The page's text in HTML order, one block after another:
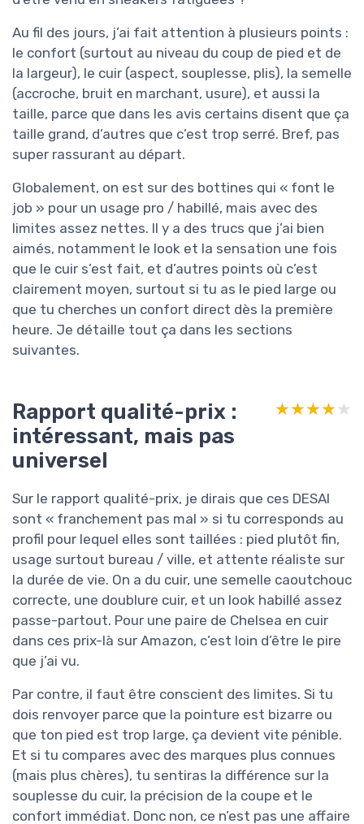
Au fil des jours, j’ai fait attention à plusieurs points :
le confort (surtout au niveau du coup de pied et de
la largeur), le cuir (aspect, souplesse, plis), la semelle
(accroche, bruit en marchant, usure), et aussi la
taille, parce que dans les avis certains disent que ça
taille grand, d’autres que c’est trop serré. Bref, pas
super rassurant au départ.
Globalement, on est sur des bottines qui « font le
job » pour un usage pro / habillé, mais avec des
limites assez nettes. Il y a des trucs que j’ai bien
aimés, notamment le look et la sensation une fois
que le cuir s’est fait, et d’autres points où c’est
clairement moyen, surtout si tu as le pied large ou
que tu cherches un confort direct dès la première
heure. Je détaille tout ça dans les sections
suivantes.
Rapport qualité-prix :
intéressant, mais pas
universel
★★★★★
★★★★★
Sur le rapport qualité-prix, je dirais que ces DESAI
sont « franchement pas mal » si tu corresponds au
profil pour lequel elles sont taillées : pied plutôt fin,
usage surtout bureau / ville, et attente réaliste sur
la durée de vie. On a du cuir, une semelle caoutchouc
correcte, une doublure cuir, et un look habillé assez
passe-partout. Pour une paire de Chelsea en cuir
dans ces prix-là sur Amazon, c’est loin d’être le pire
que j’ai vu.
Par contre, il faut être conscient des limites. Si tu
dois renvoyer parce que la pointure est bizarre ou
que ton pied est trop large, ça devient vite pénible.
Et si tu compares avec des marques plus connues
(mais plus chères), tu sentiras la différence sur la
souplesse du cuir, la précision de la coupe et le
confort immédiat. Donc non, ce n’est pas une affaire